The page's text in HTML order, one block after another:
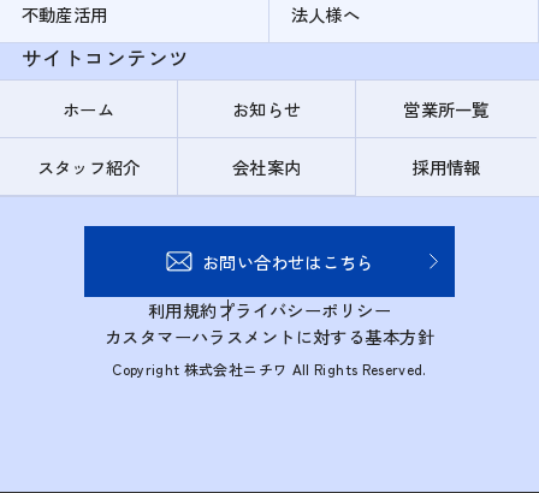
不動産活用
法人様へ
サイトコンテンツ
ホーム お知らせ 営業所一覧
スタッフ紹介 会社案内 採用情報
お問い合わせはこちら
利用規約プライバシーポリシー
カスタマーハラスメントに対する基本方針
Copyright 株式会社ニチワ All Rights Reserved.